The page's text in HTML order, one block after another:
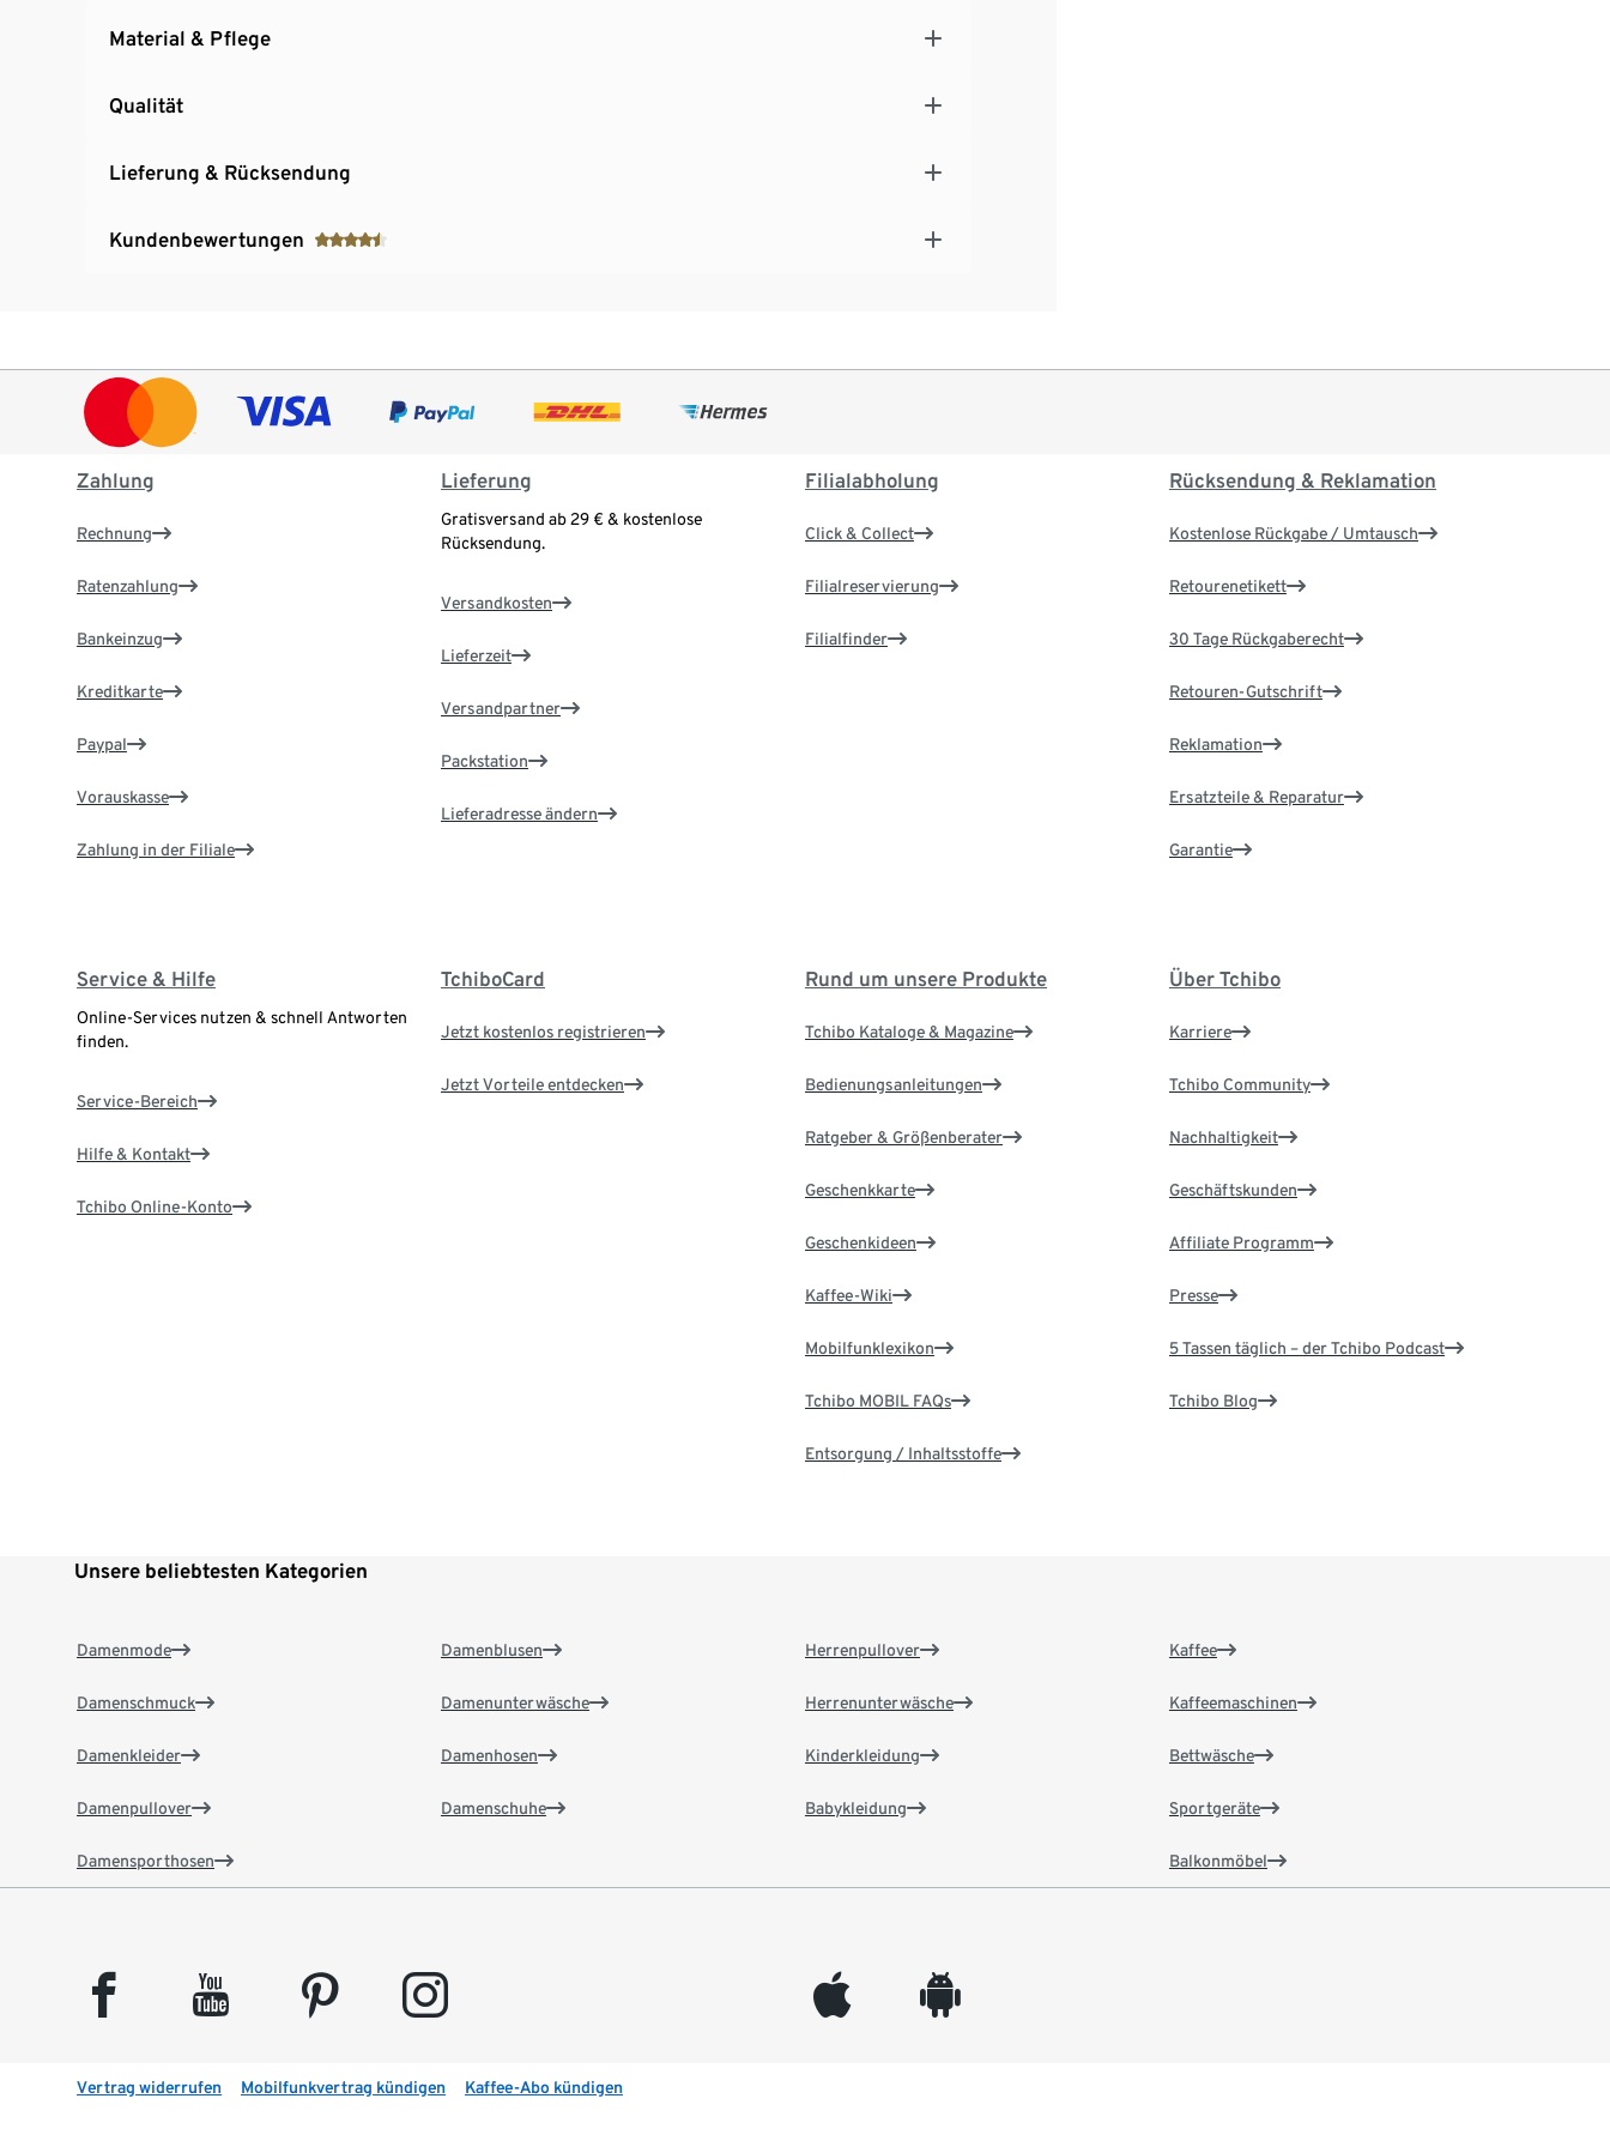
Material & Pflege
Qualität
Lieferung & Rücksendung
Kundenbewertungen
Zahlung
Rechnung
Ratenzahlung
Bankeinzug
Kreditkarte
Paypal
Vorauskasse
Zahlung in der Filiale
Lieferung
Gratisversand ab 29 € & kostenlose
Rücksendung.
Versandkosten
Lieferzeit
Versandpartner
Packstation
Lieferadresse ändern
Filialabholung
Click & Collect
Filialreservierung
Filialfinder
Rücksendung & Reklamation
Kostenlose Rückgabe / Umtausch
Retourenetikett
30 Tage Rückgaberecht
Retouren-Gutschrift
Reklamation
Ersatzteile & Reparatur
Garantie
Service & Hilfe
Online-Services nutzen & schnell Antworten
finden.
Service-Bereich
Hilfe & Kontakt
Tchibo Online-Konto
TchiboCard
Jetzt kostenlos registrieren
Jetzt Vorteile entdecken
Rund um unsere Produkte
Tchibo Kataloge & Magazine
Bedienungsanleitungen
Ratgeber & Größenberater
Geschenkkarte
Geschenkideen
Kaffee-Wiki
Mobilfunklexikon
Tchibo MOBIL FAQs
Entsorgung / Inhaltsstoffe
Über Tchibo
Karriere
Tchibo Community
Nachhaltigkeit
Geschäftskunden
Affiliate Programm
Presse
5 Tassen täglich – der Tchibo Podcast
Tchibo Blog
Unsere beliebtesten Kategorien
Damenmode
Damenschmuck
Damenkleider
Damenpullover
Damensporthosen
Damenblusen
Damenunterwäsche
Damenhosen
Damenschuhe
Herrenpullover
Herrenunterwäsche
Kinderkleidung
Babykleidung
Kaffee
Kaffeemaschinen
Bettwäsche
Sportgeräte
Balkonmöbel
facebook youtube pinterest instagram appleinc android
Vertrag widerrufen Mobilfunkvertrag kündigen Kaffee-Abo kündigen